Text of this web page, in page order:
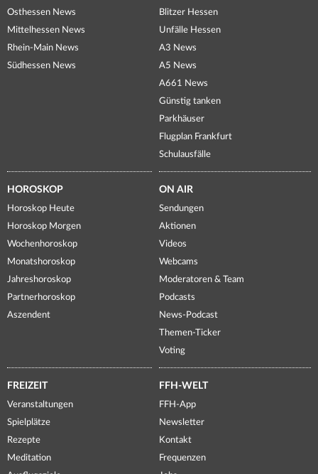
Osthessen News
Mittelhessen News
Rhein-Main News
Südhessen News
Blitzer Hessen
Unfälle Hessen
A3 News
A5 News
A661 News
Günstig tanken
Parkhäuser
Flugplan Frankfurt
Schulausfälle
HOROSKOP
Horoskop Heute
Horoskop Morgen
Wochenhoroskop
Monatshoroskop
Jahreshoroskop
Partnerhoroskop
Aszendent
ON AIR
Sendungen
Aktionen
Videos
Webcams
Moderatoren & Team
Podcasts
News-Podcast
Themen-Ticker
Voting
FREIZEIT
Veranstaltungen
Spielplätze
Rezepte
Meditation
FFH-WELT
FFH-App
Newsletter
Kontakt
Frequenzen